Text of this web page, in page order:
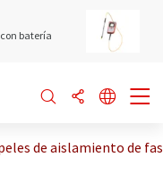
batería
de aislamiento de